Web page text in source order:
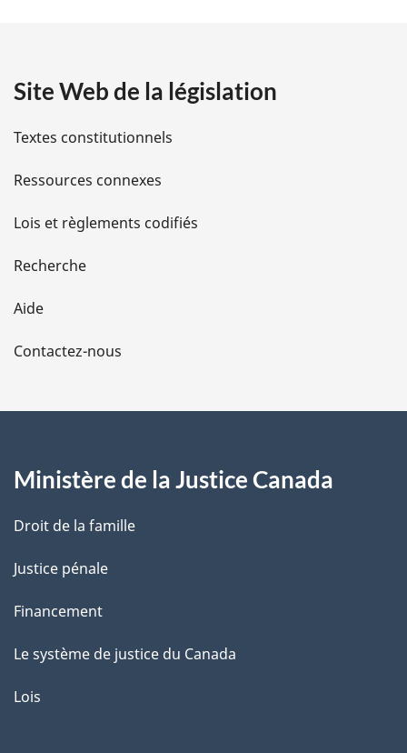
i
l
s
d
e
l
a
e
Site Web de la législation
Textes constitutionnels
Ressources connexes
Lois et règlements codifiés
Recherche
Aide
Contactez-nous
Ministère de la Justice Canada
Droit de la famille
Justice pénale
Financement
Le système de justice du Canada
Lois